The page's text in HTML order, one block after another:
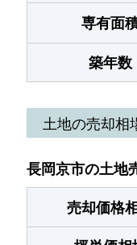
専有面
築年数
土地の売却相
長岡京市の土地
売却価格